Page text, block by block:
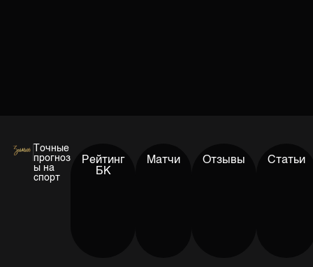
Точные
прогноз
ы на
спорт
Рейтинг
БК
Матчи Отзывы Статьи